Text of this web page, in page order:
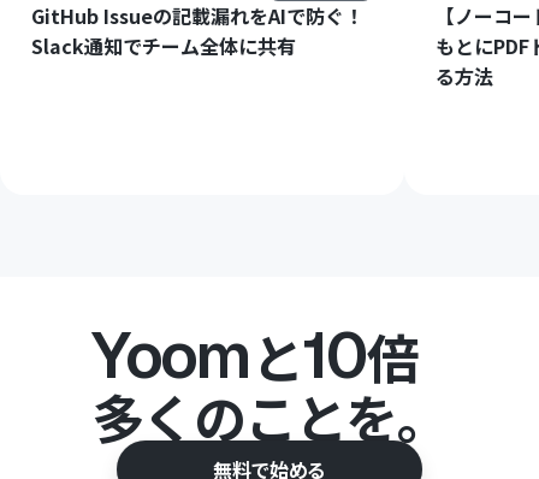
GitHub Issueの記載漏れをAIで防ぐ！
Slack通知でチーム全体に共有
【ノーコ
もとにPDF
る方法
Yoomと10倍
多くのことを。
無料で始める